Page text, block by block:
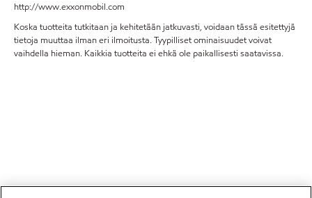
http://www.exxonmobil.com
Koska tuotteita tutkitaan ja kehitetään jatkuvasti, voidaan tässä esitettyjä
tietoja muuttaa ilman eri ilmoitusta. Tyypilliset ominaisuudet voivat
vaihdella hieman. Kaikkia tuotteita ei ehkä ole paikallisesti saatavissa.